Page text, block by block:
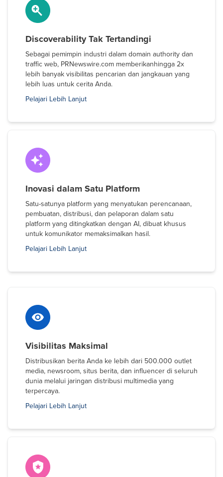
Discoverability Tak Tertandingi
Sebagai pemimpin industri dalam domain authority dan
traffic web, PRNewswire.com memberikanhingga 2x
lebih banyak visibilitas pencarian dan jangkauan yang
lebih luas untuk cerita Anda.
Pelajari Lebih Lanjut
Inovasi dalam Satu Platform
Satu-satunya platform yang menyatukan perencanaan,
pembuatan, distribusi, dan pelaporan dalam satu
platform yang ditingkatkan dengan AI, dibuat khusus
untuk komunikator memaksimalkan hasil.
Pelajari Lebih Lanjut
Visibilitas Maksimal
Distribusikan berita Anda ke lebih dari 500.000 outlet
media, newsroom, situs berita, dan influencer di seluruh
dunia melalui jaringan distribusi multimedia yang
terpercaya.
Pelajari Lebih Lanjut